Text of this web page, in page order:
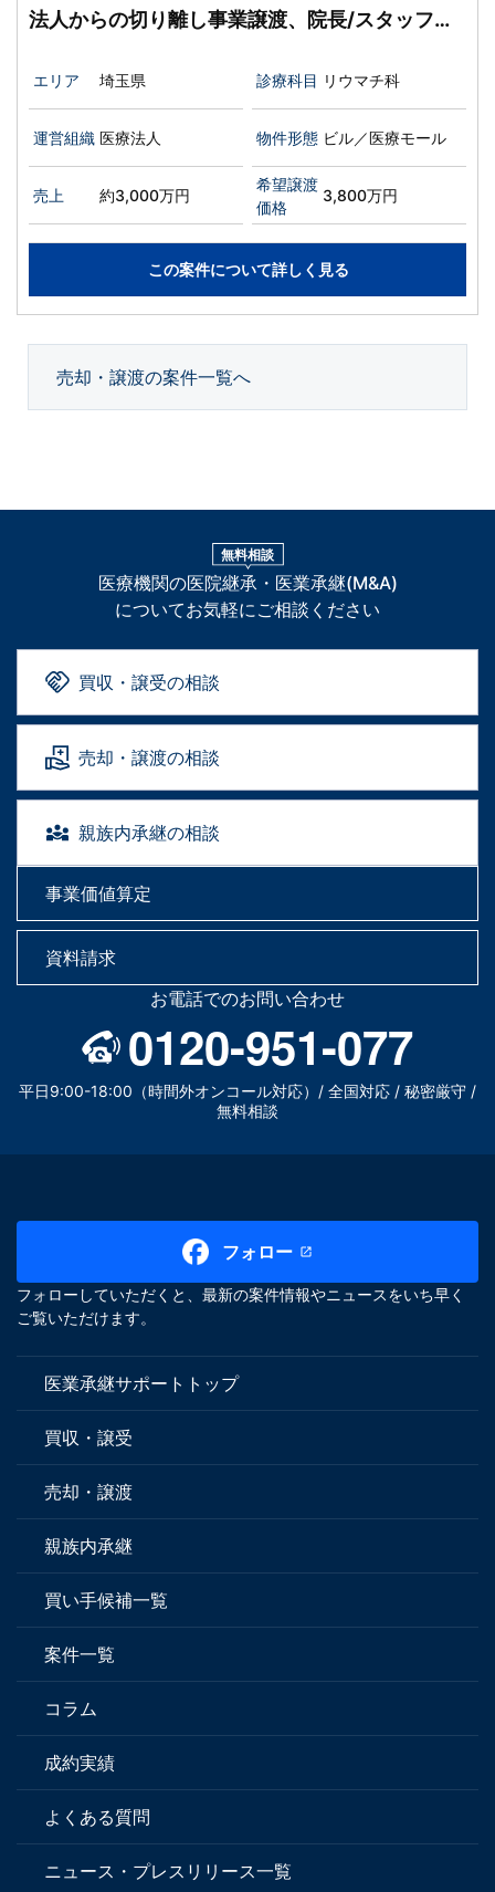
法人からの切り離し事業譲渡、院長/スタッフの
エリア 埼玉県 診療科目 リウマチ科
運営組織 医療法人 物件形態 ビル／医療モール
売上 約3,000万円
希望譲渡
価格
3,800万円
この案件について詳しく見る
売却・譲渡の案件一覧へ
無料相談
医療機関の医院継承・医業承継(M&A)
についてお気軽にご相談ください
買収・譲受の相談
売却・譲渡の相談
親族内承継の相談
事業価値算定
資料請求
お電話でのお問い合わせ
0120-951-077
平日9:00-18:00（時間外オンコール対応）/ 全国対応 / 秘密厳守 /
無料相談
フォロー
フォローしていただくと、最新の案件情報やニュースをいち早く
ご覧いただけます。
医業承継サポートトップ
買収・譲受
売却・譲渡
親族内承継
買い手候補一覧
案件一覧
コラム
成約実績
よくある質問
ニュース・プレスリリース一覧